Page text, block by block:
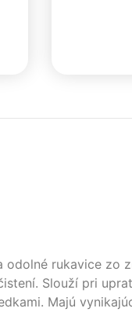
rukavice zo
Slouží pri
Majú